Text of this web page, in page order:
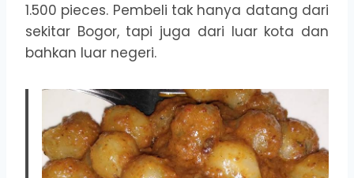
1.500 pieces. Pembeli tak hanya datang dari
sekitar Bogor, tapi juga dari luar kota dan
bahkan luar negeri.